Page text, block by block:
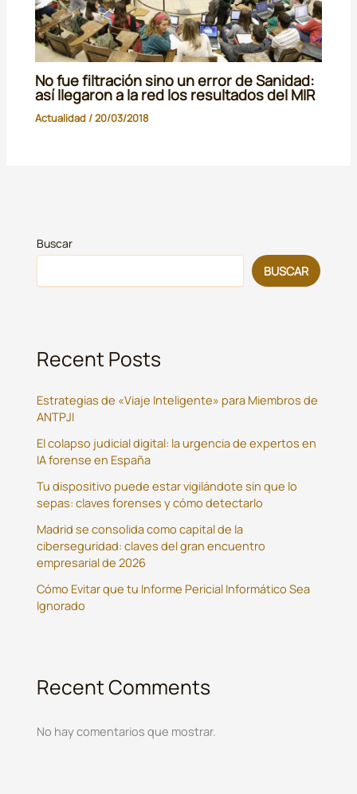
No fue filtración sino un error de Sanidad:
así llegaron a la red los resultados del MIR
Actualidad/20/03/2018
Buscar
BUSCAR
Recent Posts
Estrategias de «Viaje Inteligente» para Miembros de
ANTPJI
El colapso judicial digital: la urgencia de expertos en
IA forense en España
Tu dispositivo puede estar vigilándote sin que lo
sepas: claves forenses y cómo detectarlo
Madrid se consolida como capital de la
ciberseguridad: claves del gran encuentro
empresarial de 2026
Cómo Evitar que tu Informe Pericial Informático Sea
Ignorado
Recent Comments
No hay comentarios que mostrar.